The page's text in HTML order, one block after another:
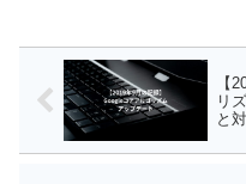
【
リ
と